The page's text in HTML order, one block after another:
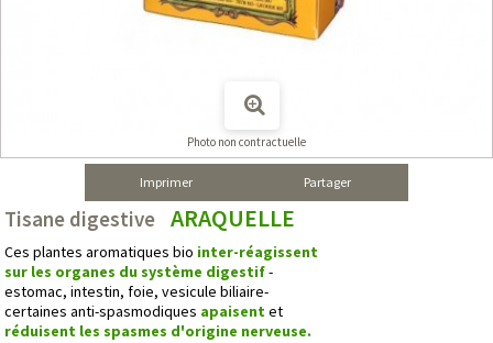
Photo non contractuelle
Imprimer Partager
Tisane digestive ARAQUELLE
Ces plantes aromatiques bio inter-réagissent
sur les organes du système digestif-
estomac, intestin, foie, vesicule biliaire-
certaines anti-spasmodiques apaisent et
réduisent les spasmes d'origine nerveuse.